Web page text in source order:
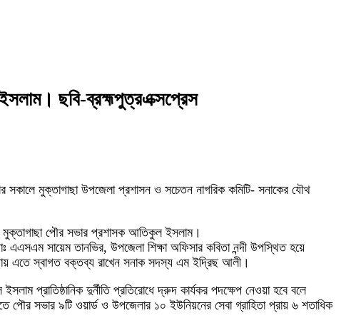
ইসলাম। ছবি-ব্রহ্মপুত্রএক্সপ্রেস
সকালে মুক্তাগাছা উপজেলা প্রশাসন ও সচেতন নাগরিক কমিটি- সনাকের যৌথ
মুক্তাগাছা পৌর সভার প্রশাসক আতিকুল ইসলাম।
এএসএম সায়েম তানভির, উপজেলা শিক্ষা অফিসার কবিতা নন্দী উপস্থিত হয়ে
এতে স্বাগত বক্তব্য রাখেন সনাক সদস্য এম ইদ্রিছ আলী।
প্রাতিষ্ঠানিক দুর্নীতি প্রতিরোধে দ্রুদ কার্যকর পদক্ষেপ নেওয়া হবে বলে
সভার ৯টি ওয়ার্ড ও উপজেলার ১০ ইউনিয়নের সেবা গ্রাহিতা প্রায় ৬ শতাধিক